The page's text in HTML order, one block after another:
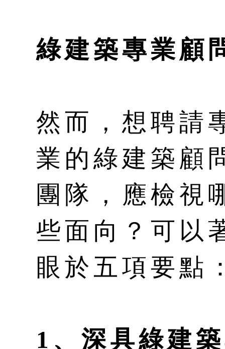
綠建築專業顧
然而，想聘請
業的綠建築顧
團隊，應檢視
些面向？可以
眼於五項要點
1、深具綠建